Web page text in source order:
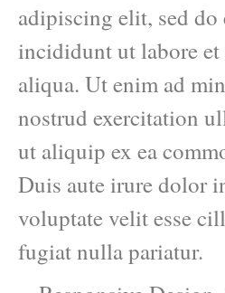
adipiscing elit, sed
incididunt ut labore et
aliqua. Ut enim ad
nostrud exercitation
ut aliquip ex ea
Duis aute irure dolor
voluptate velit esse
fugiat nulla pariatur.